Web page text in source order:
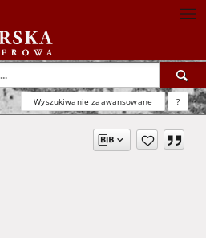
Wyszukiwanie zaawansowane ?